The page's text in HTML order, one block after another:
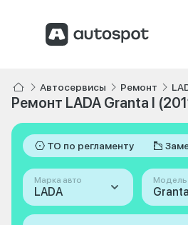
Автосервисы Ремонт
Ремонт LADA Granta I
ТО по регламенту
Марка авто
LADA
Модель
Granta